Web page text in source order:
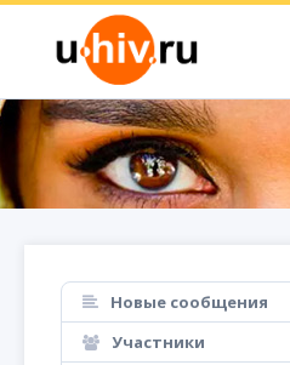
Новые сообщения
Участники